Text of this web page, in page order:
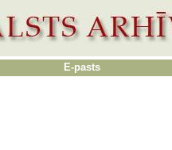
E-pasts